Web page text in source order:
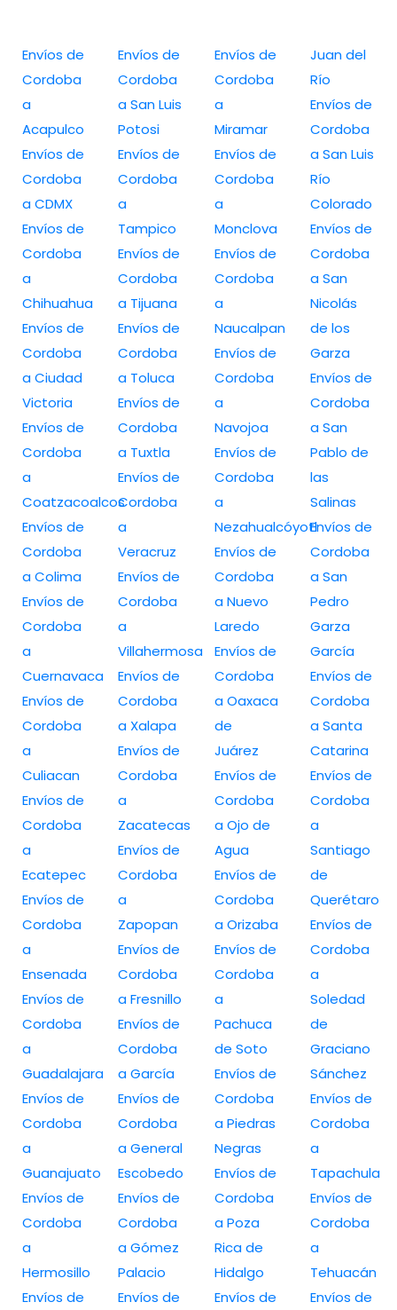
Envíos de
Cordoba
a
Acapulco
Envíos de
Cordoba
a CDMX
Envíos de
Cordoba
a
Chihuahua
Envíos de
Cordoba
a Ciudad
Victoria
Envíos de
Cordoba
a
Coatzacoalcos
Envíos de
Cordoba
a Colima
Envíos de
Cordoba
a
Cuernavaca
Envíos de
Cordoba
a
Culiacan
Envíos de
Cordoba
a
Ecatepec
Envíos de
Cordoba
a
Ensenada
Envíos de
Cordoba
a
Guadalajara
Envíos de
Cordoba
a
Guanajuato
Envíos de
Cordoba
a
Hermosillo
Envíos de
Envíos de
Cordoba
a San Luis
Potosi
Envíos de
Cordoba
a
Tampico
Envíos de
Cordoba
a Tijuana
Envíos de
Cordoba
a Toluca
Envíos de
Cordoba
a Tuxtla
Envíos de
Cordoba
a
Veracruz
Envíos de
Cordoba
a
Villahermosa
Envíos de
Cordoba
a Xalapa
Envíos de
Cordoba
a
Zacatecas
Envíos de
Cordoba
a
Zapopan
Envíos de
Cordoba
a Fresnillo
Envíos de
Cordoba
a García
Envíos de
Cordoba
a General
Escobedo
Envíos de
Cordoba
a Gómez
Palacio
Envíos de
Envíos de
Cordoba
a
Miramar
Envíos de
Cordoba
a
Monclova
Envíos de
Cordoba
a
Naucalpan
Envíos de
Cordoba
a
Navojoa
Envíos de
Cordoba
a
Nezahualcóyotl
Envíos de
Cordoba
a Nuevo
Laredo
Envíos de
Cordoba
a Oaxaca
de
Juárez
Envíos de
Cordoba
a Ojo de
Agua
Envíos de
Cordoba
a Orizaba
Envíos de
Cordoba
a
Pachuca
de Soto
Envíos de
Cordoba
a Piedras
Negras
Envíos de
Cordoba
a Poza
Rica de
Hidalgo
Envíos de
Juan del
Río
Envíos de
Cordoba
a San Luis
Río
Colorado
Envíos de
Cordoba
a San
Nicolás
de los
Garza
Envíos de
Cordoba
a San
Pablo de
las
Salinas
Envíos de
Cordoba
a San
Pedro
Garza
García
Envíos de
Cordoba
a Santa
Catarina
Envíos de
Cordoba
a
Santiago
de
Querétaro
Envíos de
Cordoba
a
Soledad
de
Graciano
Sánchez
Envíos de
Cordoba
a
Tapachula
Envíos de
Cordoba
a
Tehuacán
Envíos de